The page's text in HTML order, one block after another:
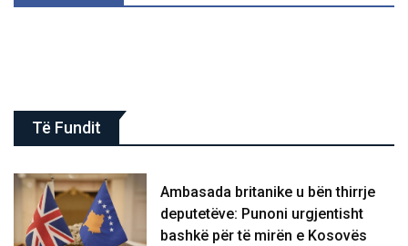
Të Fundit
Ambasada britanike u bën thirrje
deputetëve: Punoni urgjentisht
bashkë për të mirën e Kosovës